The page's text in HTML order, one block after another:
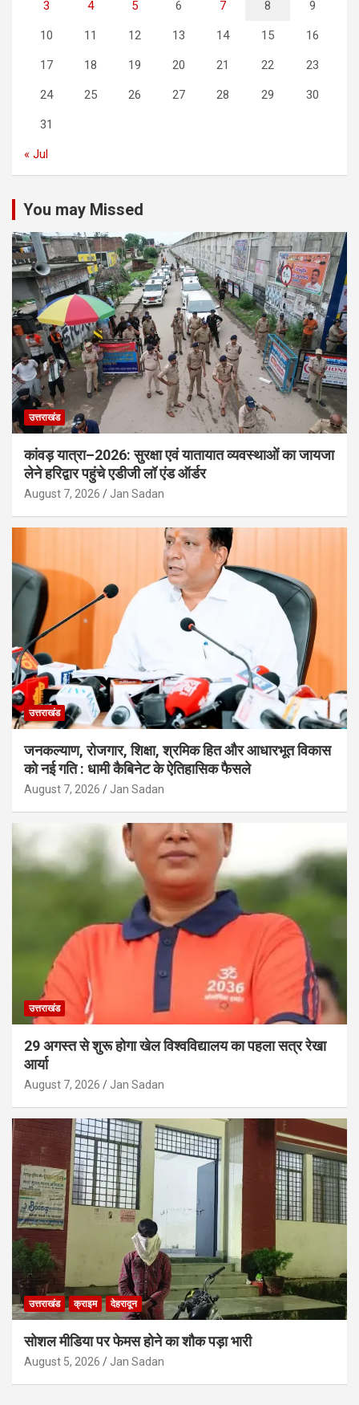
3 4 5 6 7 8 9
10 11 12 13 14 15 16
17 18 19 20 21 22 23
24 25 26 27 28 29 30
31
« Jul
You may Missed
उत्तराखंड
कांवड़ यात्रा–2026: सुरक्षा एवं यातायात व्यवस्थाओं का जायजा
लेने हरिद्वार पहुंचे एडीजी लॉ एंड ऑर्डर
August 7, 2026 Jan Sadan
उत्तराखंड
जनकल्याण, रोजगार, शिक्षा, श्रमिक हित और आधारभूत विकास
को नई गति : धामी कैबिनेट के ऐतिहासिक फैसले
August 7, 2026 Jan Sadan
उत्तराखंड
29 अगस्त से शुरू होगा खेल विश्वविद्यालय का पहला सत्र रेखा
आर्या
August 7, 2026 Jan Sadan
उत्तराखंड क्राइम देहरादून
सोशल मीडिया पर फेमस होने का शौक पड़ा भारी
August 5, 2026 Jan Sadan